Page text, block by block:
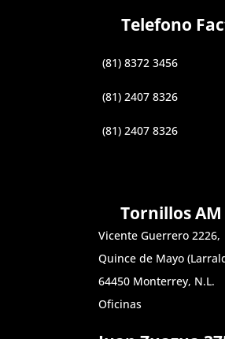
Telefono
(81) 8372 3456
(81) 2407 8326
(81) 2407 8326
Tornillos AM
Vicente Guerrero 2226,
Quince de Mayo
64450 Monterrey, N.L.
Oficinas